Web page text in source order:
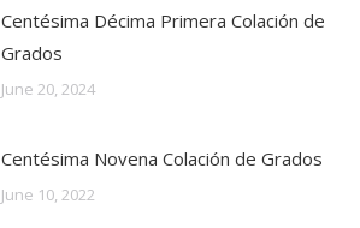
Centésima Décima Primera Colación de
Grados
June 20, 2024
Centésima Novena Colación de Grados
June 10, 2022